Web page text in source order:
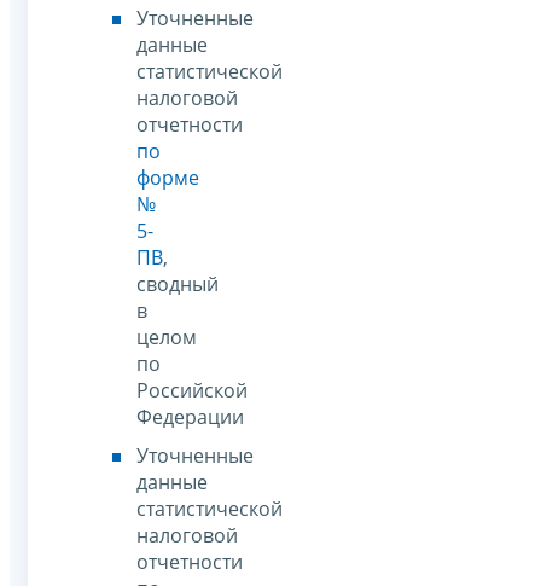
Уточненные
данные
статистической
налоговой
отчетности
по
форме
№
5-
ПВ,
сводный
в
целом
по
Российской
Федерации
Уточненные
данные
статистической
налоговой
отчетности